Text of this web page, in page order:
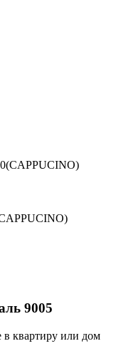
9005
в квартиру или дом